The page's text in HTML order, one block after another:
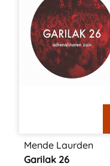
Mende Laurden
Garilak 26